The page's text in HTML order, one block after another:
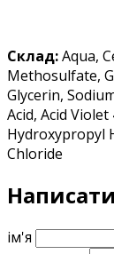
Склад:Aqua,
Methosulfate,
Glycerin,
Acid, Acid
Hydroxypropyl
Chloride
ім'я